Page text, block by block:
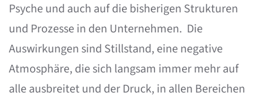
Psyche und auch auf die bisherigen Strukturen
und Prozesse in den Unternehmen. Die
Auswirkungen sind Stillstand, eine negative
Atmosphäre, die sich langsam immer mehr auf
alle ausbreitet und der Druck, in allen Bereichen